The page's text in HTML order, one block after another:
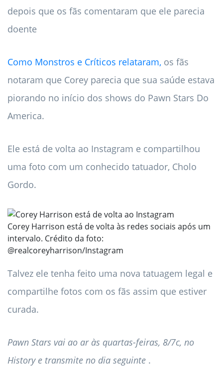
depois que os fãs comentaram que ele parecia
doente
Como Monstros e Críticos relataram, os fãs
notaram que Corey parecia que sua saúde estava
piorando no início dos shows do Pawn Stars Do
America.
Ele está de volta ao Instagram e compartilhou
uma foto com um conhecido tatuador, Cholo
Gordo.
Corey Harrison está de volta às redes sociais após um
intervalo. Crédito da foto:
@realcoreyharrison/Instagram
Talvez ele tenha feito uma nova tatuagem legal e
compartilhe fotos com os fãs assim que estiver
curada.
Pawn Stars vai ao ar às quartas-feiras, 8/7c, no
History e transmite no dia seguinte .